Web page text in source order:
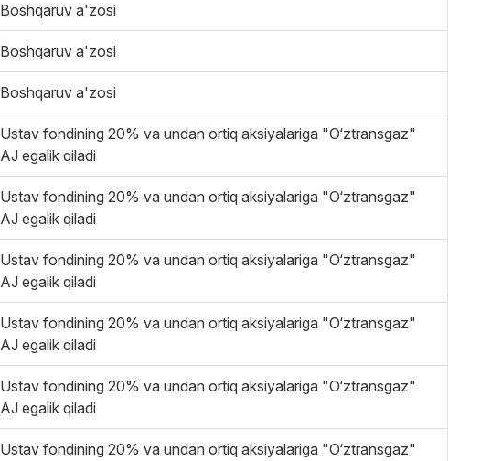
Boshqaruv a'zosi
Boshqaruv a'zosi
Boshqaruv a'zosi
Ustav fondining 20% va undan ortiq aksiyalariga "O‘ztransgaz"
AJ egalik qiladi
Ustav fondining 20% va undan ortiq aksiyalariga "O‘ztransgaz"
AJ egalik qiladi
Ustav fondining 20% va undan ortiq aksiyalariga "O‘ztransgaz"
AJ egalik qiladi
Ustav fondining 20% va undan ortiq aksiyalariga "O‘ztransgaz"
AJ egalik qiladi
Ustav fondining 20% va undan ortiq aksiyalariga "O‘ztransgaz"
AJ egalik qiladi
Ustav fondining 20% va undan ortiq aksiyalariga "O‘ztransgaz"